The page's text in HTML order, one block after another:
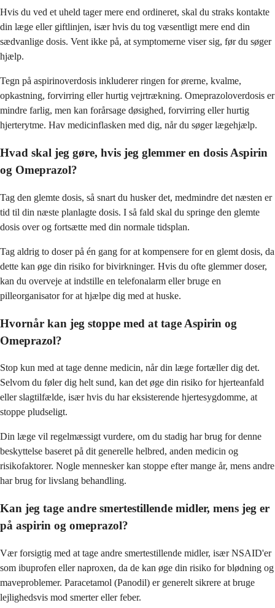
Hvis du ved et uheld tager mere end ordineret, skal du straks kontakte
din læge eller giftlinjen, især hvis du tog væsentligt mere end din
sædvanlige dosis. Vent ikke på, at symptomerne viser sig, før du søger
hjælp.
Tegn på aspirinoverdosis inkluderer ringen for ørerne, kvalme,
opkastning, forvirring eller hurtig vejrtrækning. Omeprazoloverdosis er
mindre farlig, men kan forårsage døsighed, forvirring eller hurtig
hjerterytme. Hav medicinflasken med dig, når du søger lægehjælp.
Hvad skal jeg gøre, hvis jeg glemmer en dosis Aspirin
og Omeprazol?
Tag den glemte dosis, så snart du husker det, medmindre det næsten er
tid til din næste planlagte dosis. I så fald skal du springe den glemte
dosis over og fortsætte med din normale tidsplan.
Tag aldrig to doser på én gang for at kompensere for en glemt dosis, da
dette kan øge din risiko for bivirkninger. Hvis du ofte glemmer doser,
kan du overveje at indstille en telefonalarm eller bruge en
pilleorganisator for at hjælpe dig med at huske.
Hvornår kan jeg stoppe med at tage Aspirin og
Omeprazol?
Stop kun med at tage denne medicin, når din læge fortæller dig det.
Selvom du føler dig helt sund, kan det øge din risiko for hjerteanfald
eller slagtilfælde, især hvis du har eksisterende hjertesygdomme, at
stoppe pludseligt.
Din læge vil regelmæssigt vurdere, om du stadig har brug for denne
beskyttelse baseret på dit generelle helbred, anden medicin og
risikofaktorer. Nogle mennesker kan stoppe efter mange år, mens andre
har brug for livslang behandling.
Kan jeg tage andre smertestillende midler, mens jeg er
på aspirin og omeprazol?
Vær forsigtig med at tage andre smertestillende midler, især NSAID'er
som ibuprofen eller naproxen, da de kan øge din risiko for blødning og
maveproblemer. Paracetamol (Panodil) er generelt sikrere at bruge
lejlighedsvis mod smerter eller feber.